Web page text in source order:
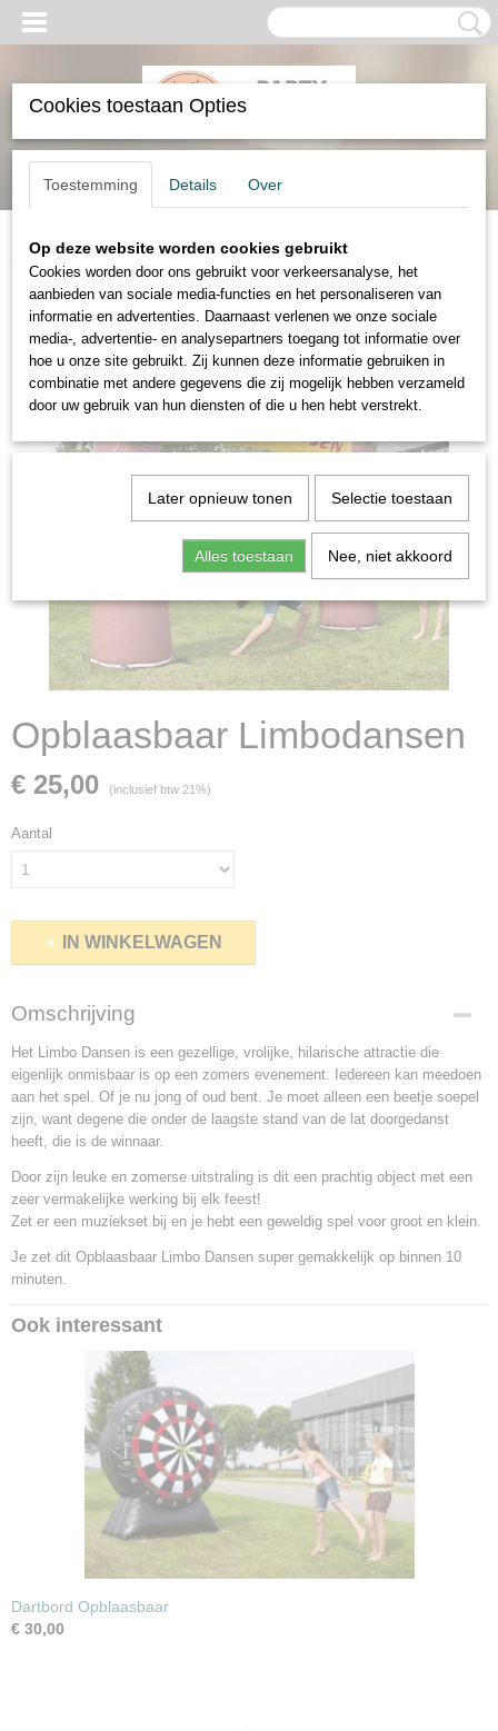
Inloggen Registreren
Home>Verhuur>Spellen>Opblaasbaar Limbodansen
Opblaasbaar Limbodansen
€ 25,00 (inclusief btw 21%)
Aantal
IN WINKELWAGEN
Omschrijving
Het Limbo Dansen is een gezellige, vrolijke, hilarische attractie die
eigenlijk onmisbaar is op een zomers evenement. Iedereen kan meedoen
aan het spel. Of je nu jong of oud bent. Je moet alleen een beetje soepel
zijn, want degene die onder de laagste stand van de lat doorgedanst
heeft, die is de winnaar.
Door zijn leuke en zomerse uitstraling is dit een prachtig object met een
zeer vermakelijke werking bij elk feest!
Zet er een muziekset bij en je hebt een geweldig spel voor groot en klein.
Je zet dit Opblaasbaar Limbo Dansen super gemakkelijk op binnen 10
minuten.
Ook interessant
Dartbord Opblaasbaar
€ 30,00
Cookies toestaan Opties
Toestemming Details Over
Op deze website worden cookies gebruikt
Cookies worden door ons gebruikt voor verkeersanalyse, het
aanbieden van sociale media-functies en het personaliseren van
informatie en advertenties. Daarnaast verlenen we onze sociale
media-, advertentie- en analysepartners toegang tot informatie over
hoe u onze site gebruikt. Zij kunnen deze informatie gebruiken in
combinatie met andere gegevens die zij mogelijk hebben verzameld
door uw gebruik van hun diensten of die u hen hebt verstrekt.
Later opnieuw tonen Selectie toestaan
Alles toestaan Nee, niet akkoord